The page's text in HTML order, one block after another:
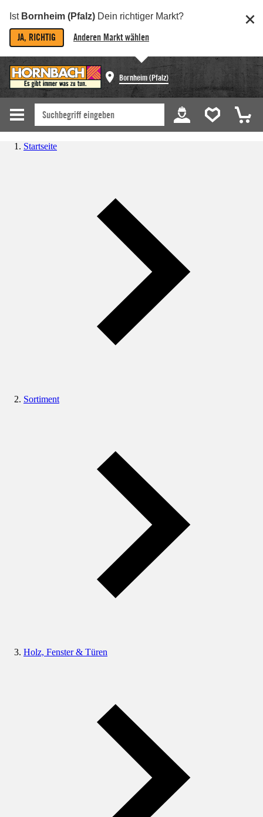
Ist Bornheim (Pfalz) Dein richtiger Markt?
JA, RICHTIG Anderen Markt wählen
Bornheim (Pfalz)
Startseite
Sortiment
Holz, Fenster & Türen